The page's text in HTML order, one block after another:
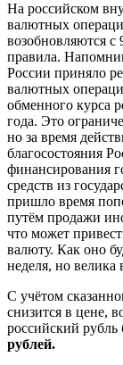
На российском
валютных
возобновляются
правила.
России приняло
валютных
обменного курса
года. Это
но за время
благосостояния
финансирования
средств из
пришло время
путём продажи
что может
валюту. Как оно
неделя, но велика
С учётом
снизится в цене,
российский рубль
рублей.